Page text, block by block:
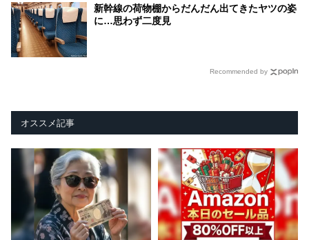
新幹線の荷物棚からだんだん出てきたヤツの姿
に…思わず二度見
Recommended by
オススメ記事